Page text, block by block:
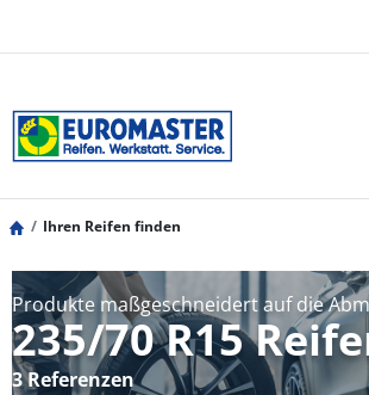
Ihren Reifen finden
Produkte maßgeschneidert auf die
235/70 R15
3 Referenzen